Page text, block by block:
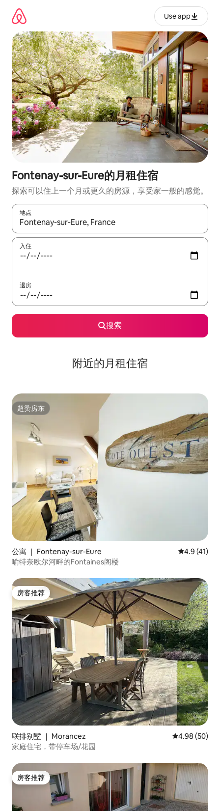
Use app
Fontenay-sur-Eure的月租住宿
探索可以住上一个月或更久的房源，享受家一般的感觉。
地点
如有搜索结果，请使用上下方向键查看，或通过点击或滑动手势
入住
退房
搜索
附近的月租住宿
超赞房东
超赞房东
公寓 ｜ Fontenay-sur-Eure 平均评分
4.9 (41)
喻特奈欧尔河畔的Fontaines阁楼
房客推荐
房客推荐
联排别墅 ｜ Morancez 平均评分 4.98
4.98 (50)
家庭住宅，带停车场/花园
房客推荐
房客推荐